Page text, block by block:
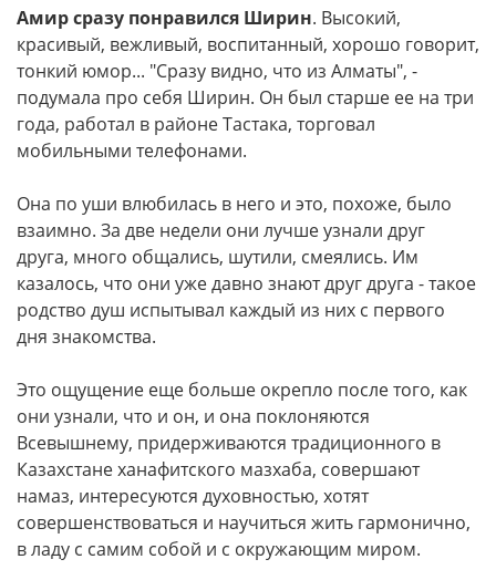
Амир сразу понравился Ширин. Высокий,
красивый, вежливый, воспитанный, хорошо говорит,
тонкий юмор... "Сразу видно, что из Алматы", -
подумала про себя Ширин. Он был старше ее на три
года, работал в районе Тастака, торговал
мобильными телефонами.
Она по уши влюбилась в него и это, похоже, было
взаимно. За две недели они лучше узнали друг
друга, много общались, шутили, смеялись. Им
казалось, что они уже давно знают друг друга - такое
родство душ испытывал каждый из них с первого
дня знакомства.
Это ощущение еще больше окрепло после того, как
они узнали, что и он, и она поклоняются
Всевышнему, придерживаются традиционного в
Казахстане ханафитского мазхаба, совершают
намаз, интересуются духовностью, хотят
совершенствоваться и научиться жить гармонично,
в ладу с самим собой и с окружающим миром.